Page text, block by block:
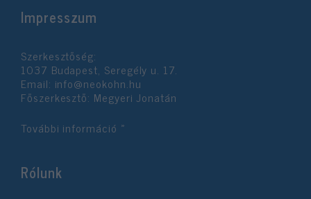
Impresszum
Szerkesztőség:
1037 Budapest, Seregély u. 17.
Email: info@neokohn.hu
Főszerkesztő: Megyeri Jonatán
További információ »
Rólunk